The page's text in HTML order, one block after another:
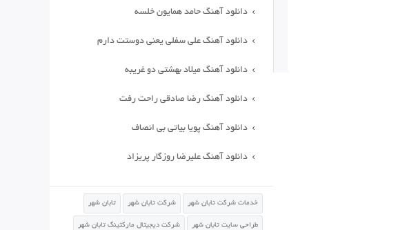
دانلود آهنگ حامد همایون خلسه
دانلود آهنگ علی سفلی یعنی دوستت دارم
دانلود آهنگ میلاد بهشتی دو غریبه
دانلود آهنگ رضا صادقی راحت رفت
دانلود آهنگ پویا بیاتی بی انصاف
دانلود آهنگ علیرضا روزگار پریزاد
خدمات شرکت تابان شهر شرکت تابان شهر تابان شهر
طراحی سایت تابان شهر شرکت دیجیتال مارکتینگ تابان شهر